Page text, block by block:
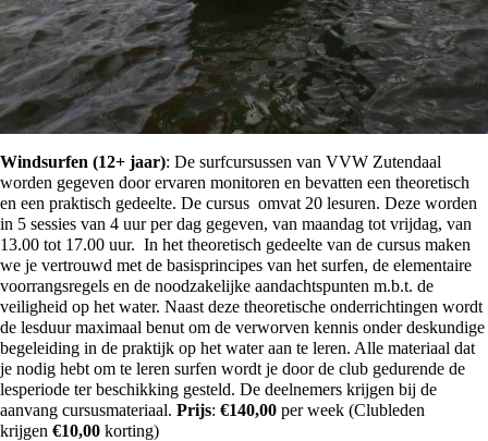
Windsurfen (12+ jaar): De surfcursussen van VVW Zutendaal
worden gegeven door ervaren monitoren en bevatten een theoretisch
en een praktisch gedeelte. De cursus omvat 20 lesuren. Deze worden
in 5 sessies van 4 uur per dag gegeven, van maandag tot vrijdag, van
13.00 tot 17.00 uur. In het theoretisch gedeelte van de cursus maken
we je vertrouwd met de basisprincipes van het surfen, de elementaire
voorrangsregels en de noodzakelijke aandachtspunten m.b.t. de
veiligheid op het water. Naast deze theoretische onderrichtingen wordt
de lesduur maximaal benut om de verworven kennis onder deskundige
begeleiding in de praktijk op het water aan te leren. Alle materiaal dat
je nodig hebt om te leren surfen wordt je door de club gedurende de
lesperiode ter beschikking gesteld. De deelnemers krijgen bij de
aanvang cursusmateriaal. Prijs: €140,00 per week (Clubleden
krijgen €10,00 korting)